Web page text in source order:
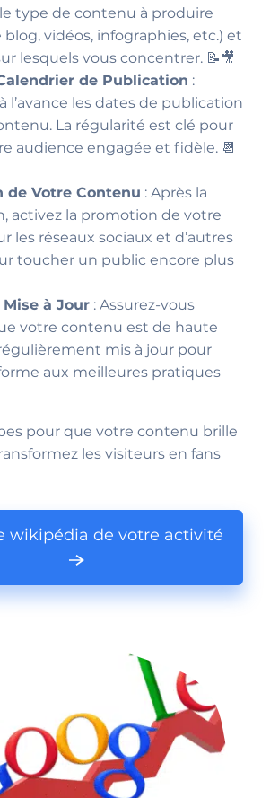
type de contenu à produire
blog, vidéos, infographies, etc.) et
lesquels vous concentrer. 📝🎥
de Publication :
l’avance les dates de publication
La régularité est clé pour
audience engagée et fidèle. 📆
de Votre Contenu : Après la
activez la promotion de votre
les réseaux sociaux et d’autres
toucher un public encore plus
à Jour : Assurez-vous
votre contenu est de haute
mis à jour pour
aux meilleures pratiques
pour que votre contenu brille
les visiteurs en fans
wikipédia de votre activité